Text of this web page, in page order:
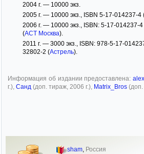
2004 г. — 10000 экз.
2005 г. — 10000 экз., ISBN 5-17-014237-4
2006 г. — 10000 экз., ISBN: 5-17-014237-4
(АСТ Москва).
2011 г. — 3000 экз., ISBN: 978-5-17-
32802-2 (Астрель).
Информация об издании предоставлена:
г.), Санд (доп. тираж, 2006 г.), Matrix_Bros (доп.
sham, Россия